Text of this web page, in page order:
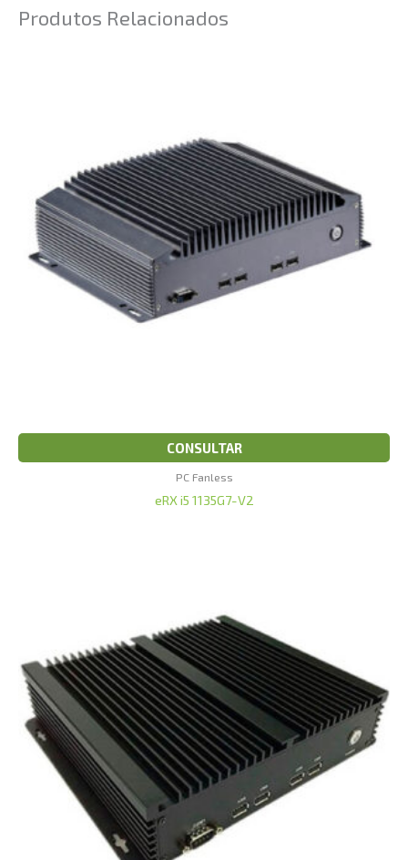
Produtos Relacionados
CONSULTAR
PC Fanless
eRX i5 1135G7-V2